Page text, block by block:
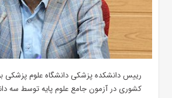
رییس دانشکده پزشکی دانشگاه علوم
کشوری در آزمون جامع علوم پایه توسط سه